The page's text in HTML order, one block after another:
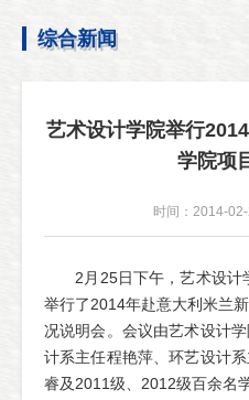
综合新闻
艺术设计学院举行
学院项
时间：2014-
2月25日下午，艺术设计
举行了2014年赴意大利米兰
况说明会。会议由艺术设计
计系主任程艳萍、环艺设计
睿及2011级、2012级百余名